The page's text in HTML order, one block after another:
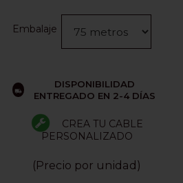
Embalaje
DISPONIBILIDAD
ENTREGADO EN 2-4 DÍAS
CREA TU CABLE
PERSONALIZADO
(Precio por unidad)